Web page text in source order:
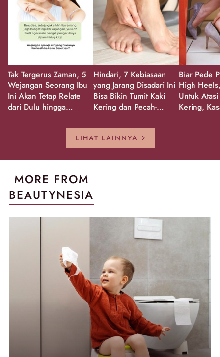
Tak Tergerus Zaman, 5
Wejangan Seorang Ibu
Ini Akan Tetap Relate
dari Dulu hingga
Hindari, 7 Kebiasaan
yang Jarang Disadari Ini
Bisa Bikin Tumit Kaki
Kering dan Pecah-
Biar Pede
High
Untuk
Kering,
LIHAT LAINNYA
MORE FROM
BEAUTYNESIA